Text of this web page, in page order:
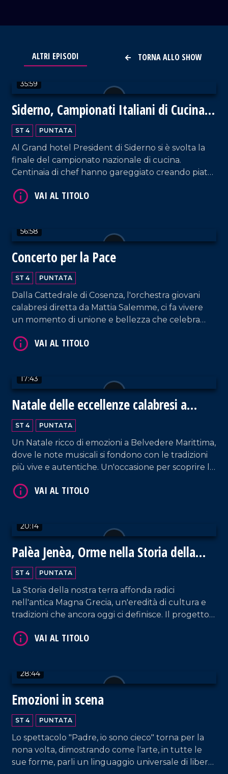
TORNA ALLO SHOW
ALTRI EPISODI
35:59
Siderno, Campionati Italiani di Cucina
2024
ST 4 PUNTATA
Al Grand hotel President di Siderno si è svolta la
finale del campionato nazionale di cucina.
Centinaia di chef hanno gareggiato creando piatti
unico, ricco di emozioni e sapori.
VAI AL TITOLO
56:58
Concerto per la Pace
ST 4 PUNTATA
Dalla Cattedrale di Cosenza, l'orchestra giovani
calabresi diretta da Mattia Salemme, ci fa vivere
un momento di unione e bellezza che celebra
17:43
Natale delle eccellenze calabresi a
Belvedere Marittimo
ST 4 PUNTATA
Un Natale ricco di emozioni a Belvedere Marittima,
dove le note musicali si fondono con le tradizioni
più vive e autentiche. Un'occasione per scoprire le
VAI AL TITOLO
20:14
Palèa Jenèa, Orme nella Storia della
Calabria Greca
ST 4 PUNTATA
La Storia della nostra terra affonda radici
nell'antica Magna Grecia, un'eredità di cultura e
tradizioni che ancora oggi ci definisce. Il progetto
profondo, coinvolgendo tutte le scuole di Reggio
VAI AL TITOLO
28:44
Emozioni in scena
ST 4 PUNTATA
Lo spettacolo "Padre, io sono cieco" torna per la
nona volta, dimostrando come l'arte, in tutte le
sue forme, parli un linguaggio universale di libertà
VAI AL TITOLO
VAI AL TITOLO
VAI AL TITOLO